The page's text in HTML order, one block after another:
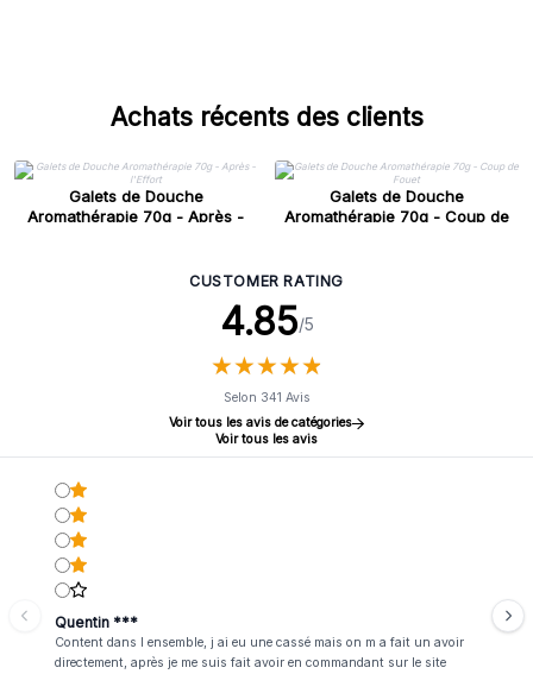
Achats récents des clients
Galets de Douche
Aromathérapie 70g - Après -
Galets de Douche
Aromathérapie 70g - Coup de
CUSTOMER RATING
4.85/5
★★★★★
★★★★★
Selon 341 Avis
Voir tous les avis de catégories
Voir tous les avis
Quentin ***
Content dans l ensemble, j ai eu une cassé mais on m a fait un avoir
directement, après je me suis fait avoir en commandant sur le site